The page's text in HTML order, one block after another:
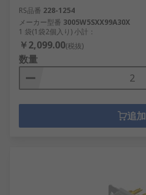
RS品番 228-1254
メーカー型番 3005W5SXX99A30X
1 袋(1袋2個入り) 小計：
￥2,099.00(税抜)
数量
追加